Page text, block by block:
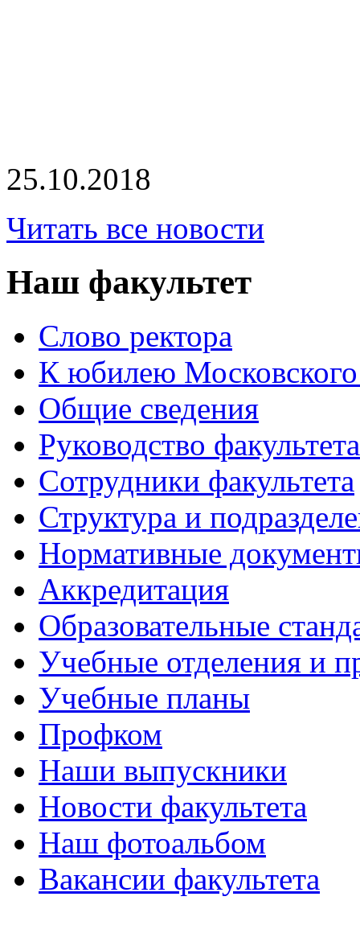
25.10.2018
Читать все новости
Наш факультет
Слово ректора
К юбилею Московского
Общие сведения
Руководство факультета
Сотрудники факультета
Структура и
Нормативные
Аккредитация
Образовательные
Учебные отделения и
Учебные планы
Профком
Наши выпускники
Новости факультета
Наш фотоальбом
Вакансии факультета